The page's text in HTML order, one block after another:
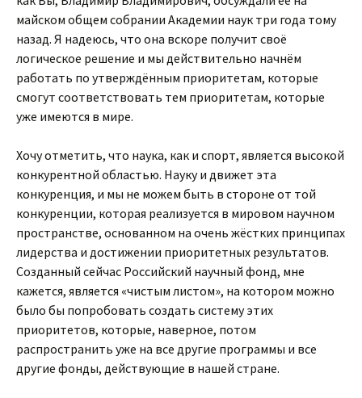
майском общем собрании Академии наук три года тому
назад. Я надеюсь, что она вскоре получит своё
логическое решение и мы действительно начнём
работать по утверждённым приоритетам, которые
смогут соответствовать тем приоритетам, которые
уже имеются в мире.
Хочу отметить, что наука, как и спорт, является высокой
конкурентной областью. Науку и движет эта
конкуренция, и мы не можем быть в стороне от той
конкуренции, которая реализуется в мировом научном
пространстве, основанном на очень жёстких принципах
лидерства и достижении приоритетных результатов.
Созданный сейчас Российский научный фонд, мне
кажется, является «чистым листом», на котором можно
было бы попробовать создать систему этих
приоритетов, которые, наверное, потом
распространить уже на все другие программы и все
другие фонды, действующие в нашей стране.